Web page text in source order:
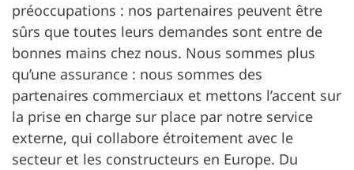
préoccupations : nos partenaires peuvent être
sûrs que toutes leurs demandes sont entre de
bonnes mains chez nous. Nous sommes plus
qu’une assurance : nous sommes des
partenaires commerciaux et mettons l’accent sur
la prise en charge sur place par notre service
externe, qui collabore étroitement avec le
secteur et les constructeurs en Europe. Du